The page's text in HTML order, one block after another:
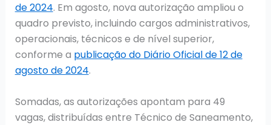
de 2024. Em agosto, nova autorização ampliou o
quadro previsto, incluindo cargos administrativos,
operacionais, técnicos e de nível superior,
conforme a publicação do Diário Oficial de 12 de
agosto de 2024.
Somadas, as autorizações apontam para 49
vagas, distribuídas entre Técnico de Saneamento,